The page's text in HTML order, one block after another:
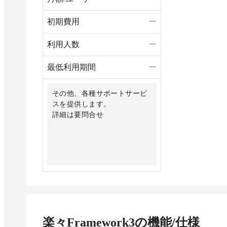
初期費用 ー
利用人数 ー
最低利用期間 ー
その他、各種サポートサービ
スを提供します。
詳細は要問合せ
楽々Framework3の機能/仕様